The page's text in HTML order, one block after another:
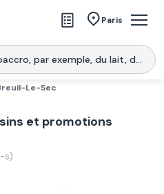
Paris
l'application
Le-Sec
et promotions
s)